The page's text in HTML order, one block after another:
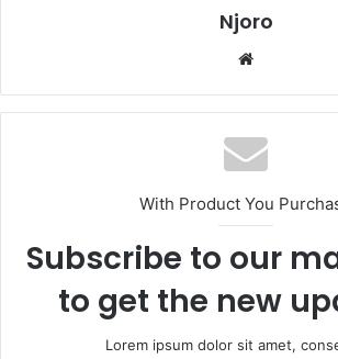
Njoro
Website
With Product You
Subscribe to our
to get the new
Lorem ipsum dolor sit amet,